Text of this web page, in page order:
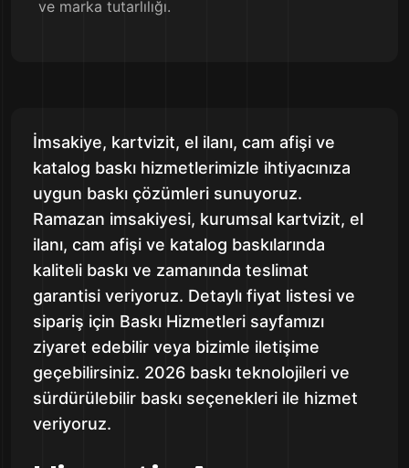
ve marka tutarlılığı.
İmsakiye, kartvizit, el ilanı, cam afişi ve
katalog baskı hizmetlerimizle ihtiyacınıza
uygun baskı çözümleri sunuyoruz.
Ramazan imsakiyesi, kurumsal kartvizit, el
ilanı, cam afişi ve katalog baskılarında
kaliteli baskı ve zamanında teslimat
garantisi veriyoruz. Detaylı fiyat listesi ve
sipariş için Baskı Hizmetleri sayfamızı
ziyaret edebilir veya bizimle iletişime
geçebilirsiniz. 2026 baskı teknolojileri ve
sürdürülebilir baskı seçenekleri ile hizmet
veriyoruz.